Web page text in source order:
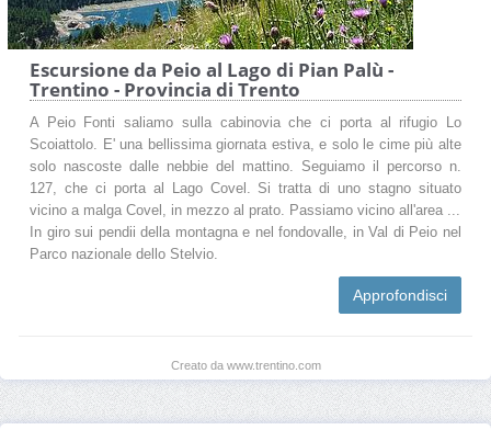
Escursione da Peio al Lago di Pian Palù -
Trentino - Provincia di Trento
A Peio Fonti saliamo sulla cabinovia che ci porta al rifugio Lo
Scoiattolo. E' una bellissima giornata estiva, e solo le cime più alte
solo nascoste dalle nebbie del mattino. Seguiamo il percorso n.
127, che ci porta al Lago Covel. Si tratta di uno stagno situato
vicino a malga Covel, in mezzo al prato. Passiamo vicino all'area ...
In giro sui pendii della montagna e nel fondovalle, in Val di Peio nel
Parco nazionale dello Stelvio.
Approfondisci
Creato da www.trentino.com